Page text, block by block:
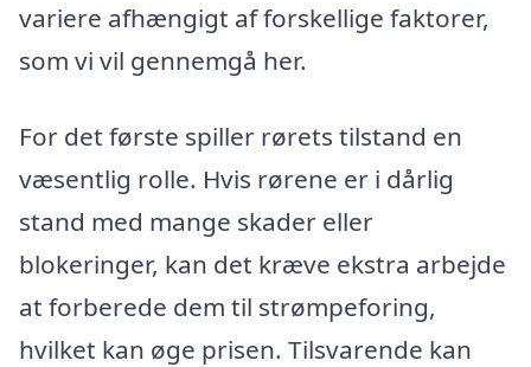
variere afhængigt af forskellige faktorer,
som vi vil gennemgå her.
For det første spiller rørets tilstand en
væsentlig rolle. Hvis rørene er i dårlig
stand med mange skader eller
blokeringer, kan det kræve ekstra arbejde
at forberede dem til strømpeforing,
hvilket kan øge prisen. Tilsvarende kan